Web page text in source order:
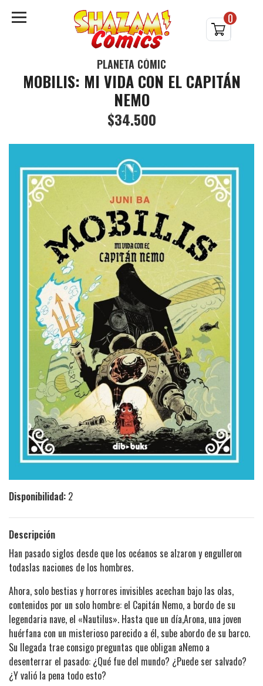
0
PLANETA CÓMIC
MOBILIS: MI VIDA CON EL CAPITÁN
NEMO
$34.500
Disponibilidad: 2
Descripción
Han pasado siglos desde que los océanos se alzaron y engulleron
todaslas naciones de los hombres.
Ahora, solo bestias y horrores invisibles acechan bajo las olas,
contenidos por un solo hombre: el Capitán Nemo, a bordo de su
legendaria nave, el «Nautilus». Hasta que un día,Arona, una joven
huérfana con un misterioso parecido a él, sube abordo de su barco.
Su llegada trae consigo preguntas que obligan aNemo a
desenterrar el pasado: ¿Qué fue del mundo? ¿Puede ser salvado?
¿Y valió la pena todo esto?